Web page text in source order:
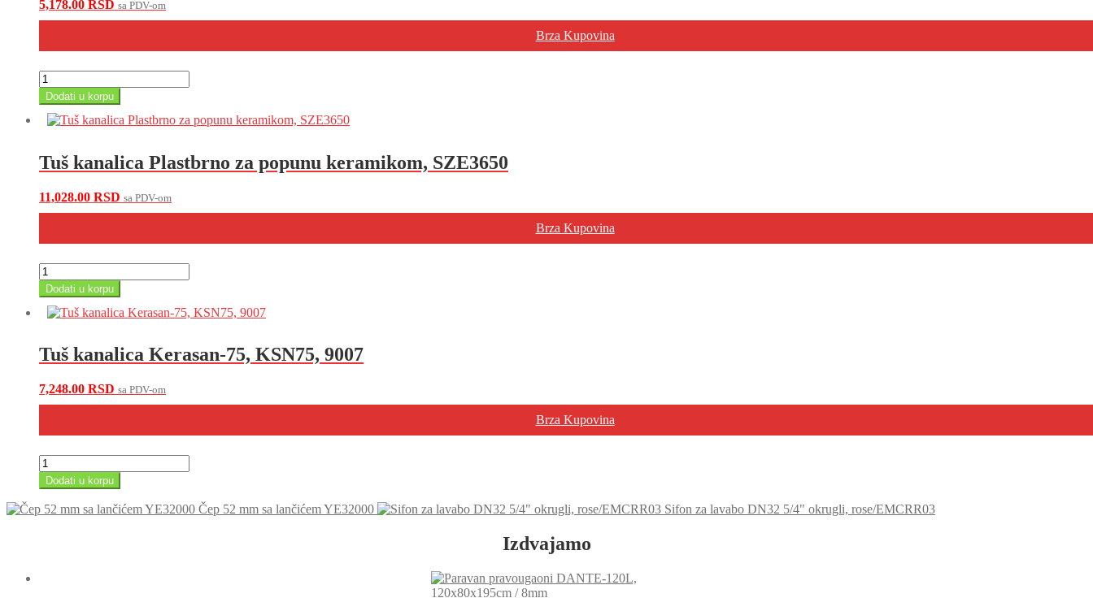
5,178.00 RSD sa PDV-om
Brza Kupovina
Automatski
sifon
za
kadu
EVS0150
Dodati u korpu
Tuš kanalica Plastbrno za popunu keramikom, SZE3650
11,028.00 RSD sa PDV-om
Brza Kupovina
Tuš
kanalica
Plastbrno
za
SZE3650
Dodati u korpu
Tuš kanalica Kerasan-75, KSN75, 9007
7,248.00 RSD sa PDV-om
Brza Kupovina
Tuš
kanalica
Kerasan-
75,
KSN75,
Dodati u korpu
Čep 52 mm sa lančićem YE32000 Sifon za lavabo DN32 5/4" okrugli, rose/EMCRR03
Izdvajamo